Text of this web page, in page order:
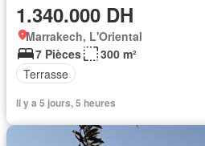
1.340.000 DH
Marrakech, L'Oriental
7 Pièces
300 m²
Terrasse
Il y a 5 jours, 5 heures